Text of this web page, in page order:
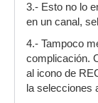
3.- Esto no lo
en un canal,
4.- Tampoco
complicación.
al icono de
la selecciones